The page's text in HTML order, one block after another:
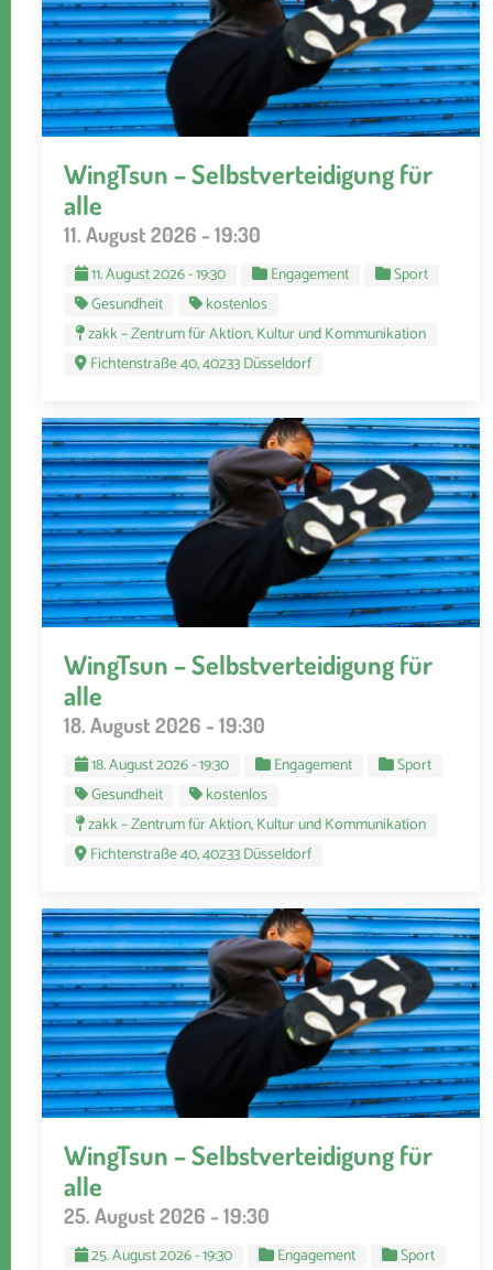
WingTsun – Selbstverteidigung für
alle
11. August 2026 - 19:30
11. August 2026 - 19:30 Engagement
Sport
Gesundheit
kostenlos
zakk – Zentrum für Aktion, Kultur und Kommunikation
Fichtenstraße 40, 40233 Düsseldorf
WingTsun – Selbstverteidigung für
alle
18. August 2026 - 19:30
18. August 2026 - 19:30 Engagement
Sport
Gesundheit
kostenlos
zakk – Zentrum für Aktion, Kultur und Kommunikation
Fichtenstraße 40, 40233 Düsseldorf
WingTsun – Selbstverteidigung für
alle
25. August 2026 - 19:30
25. August 2026 - 19:30 Engagement
Sport